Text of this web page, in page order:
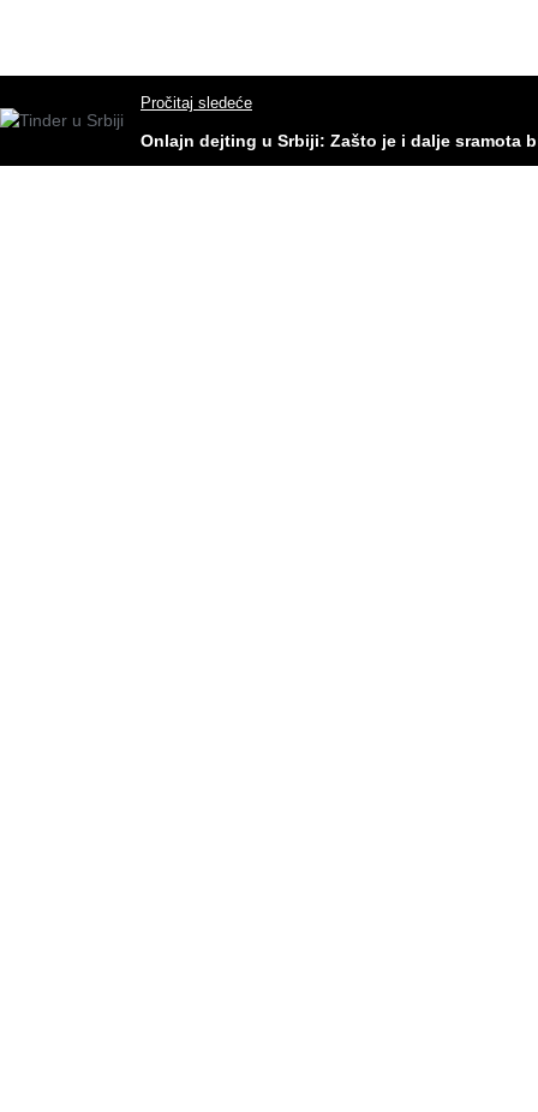
Pročitaj sledeće
Onlajn dejting u Srbiji: Zašto je i dalje sramota